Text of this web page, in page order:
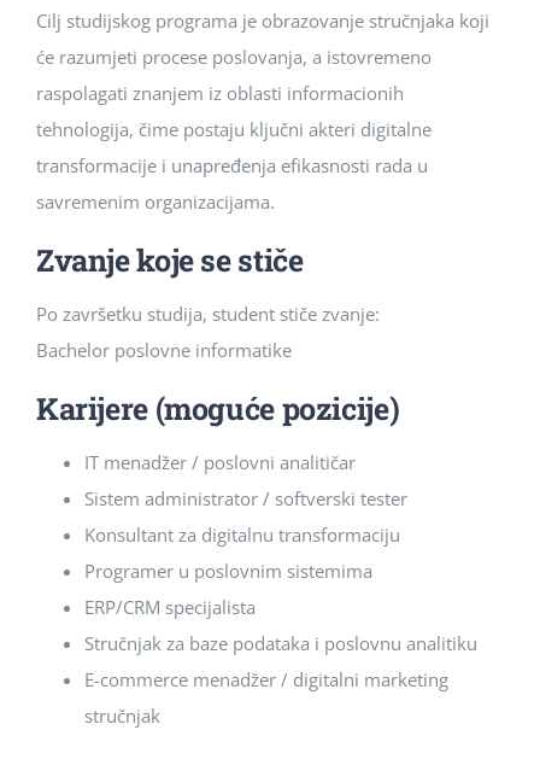
Cilj studijskog programa je obrazovanje stručnjaka koji
će razumjeti procese poslovanja, a istovremeno
raspolagati znanjem iz oblasti informacionih
tehnologija, čime postaju ključni akteri digitalne
transformacije i unapređenja efikasnosti rada u
savremenim organizacijama.
Zvanje koje se stiče
Po završetku studija, student stiče zvanje:
Bachelor poslovne informatike
Karijere (moguće pozicije)
IT menadžer / poslovni analitičar
Sistem administrator / softverski tester
Konsultant za digitalnu transformaciju
Programer u poslovnim sistemima
ERP/CRM specijalista
Stručnjak za baze podataka i poslovnu analitiku
E-commerce menadžer / digitalni marketing
stručnjak